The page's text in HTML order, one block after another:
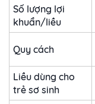
Số lượng lợi
khuẩn/liều
Quy cách
Liều dùng cho
trẻ sơ sinh